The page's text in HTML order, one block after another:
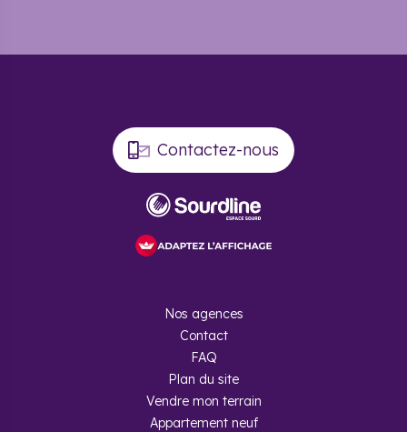
Contactez-nous
Nos agences
Contact
FAQ
Plan du site
Vendre mon terrain
Appartement neuf